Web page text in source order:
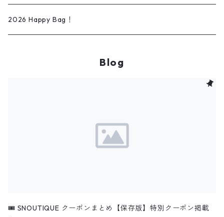
タオル
イラスト/ペイントアート
Rain wear
Bed
iPhone ケース
2026 Happy Bag！
Blog
🎟️ SNOUTIQUE クーポンまとめ【保存版】特別クーポン掲載